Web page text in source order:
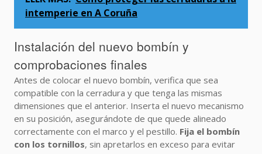
intemperie en A Coruña
Instalación del nuevo bombín y
comprobaciones finales
Antes de colocar el nuevo bombín, verifica que sea
compatible con la cerradura y que tenga las mismas
dimensiones que el anterior. Inserta el nuevo mecanismo
en su posición, asegurándote de que quede alineado
correctamente con el marco y el pestillo. Fija el bombín
con los tornillos, sin apretarlos en exceso para evitar